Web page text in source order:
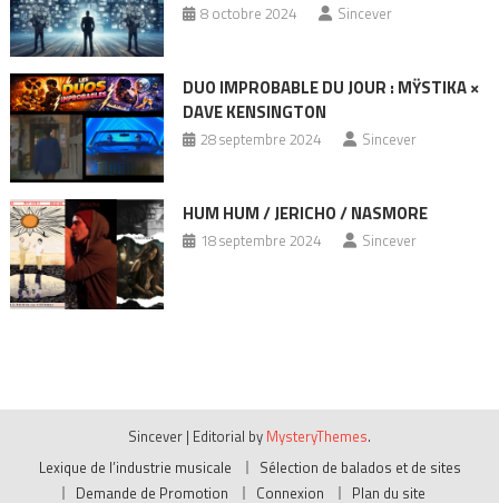
8 octobre 2024 Sincever
DUO IMPROBABLE DU JOUR : MŸSTIKA ×
DAVE KENSINGTON
28 septembre 2024 Sincever
HUM HUM / JERICHO / NASMORE
18 septembre 2024 Sincever
Sincever | Editorial by MysteryThemes.
Lexique de l’industrie musicale
Sélection de balados et de sites
Demande de Promotion
Connexion Plan du site